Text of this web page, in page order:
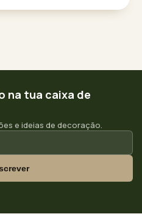
na tua caixa de
e ideias de decoração.